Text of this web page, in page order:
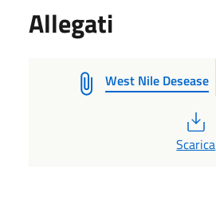
Allegati
West Nile Desease
Scarica